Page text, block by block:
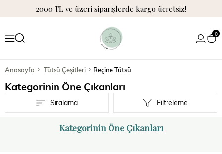
2000 TL ve üzeri siparişlerde kargo ücretsiz!
0
Anasayfa Tütsü Çeşitleri Reçine Tütsü
Kategorinin Öne Çıkanları
Filtreleme
Sıralama
Kategorinin Öne Çıkanları